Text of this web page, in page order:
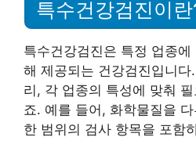
특수건강검진이
특수건강검진은 특정 업종
해 제공되는 건강검진입니
리, 각 업종의 특성에 맞춰
죠. 예를 들어, 화학물질을
한 범위의 검사 항목을 포함